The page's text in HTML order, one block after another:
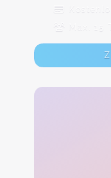
Max. 15